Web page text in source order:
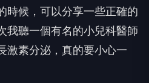
時候，可以分享一些正確的
我聽一個有名的小兒科醫師
激素分泌，真的要小心一